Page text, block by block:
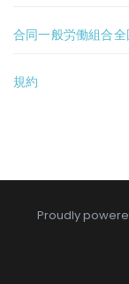
合同一般労働組合
規約
Proudly